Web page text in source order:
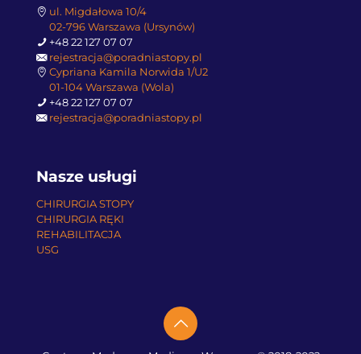
ul. Migdałowa 10/4
02-796 Warszawa (Ursynów)
+48 22 127 07 07
rejestracja@poradniastopy.pl
Cypriana Kamila Norwida 1/U2
01-104 Warszawa (Wola)
+48 22 127 07 07
rejestracja@poradniastopy.pl
Nasze usługi
CHIRURGIA STOPY
CHIRURGIA RĘKI
REHABILITACJA
USG